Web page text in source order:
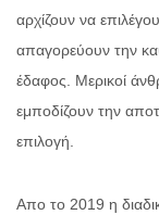
αρχίζουν να
απαγορεύουν την
έδαφος. Μερικοί
εμποδίζουν την
επιλογή.
Απο το 2019 η